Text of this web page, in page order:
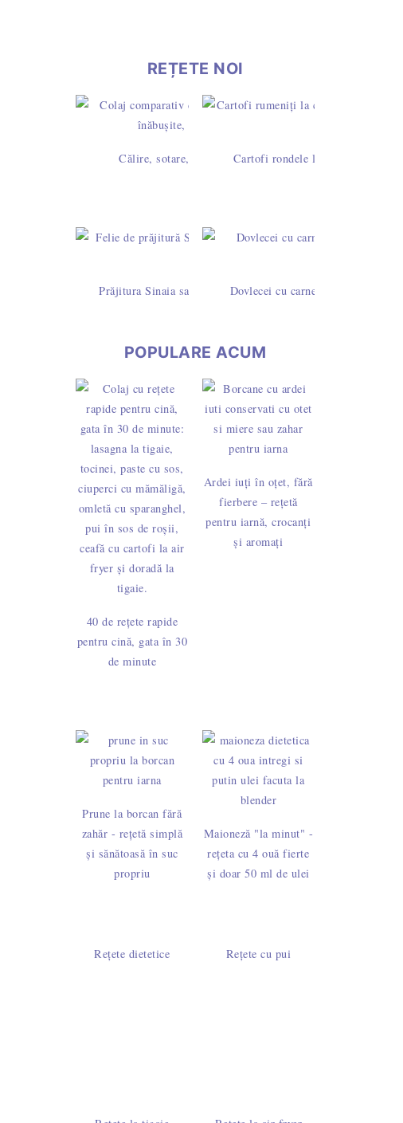
REȚETE NOI
Călire, sotare, rumenire sau prăjire? Diferențe și timpi
Cartofi rondele la cuptor cu
Prăjitura Sinaia sau Dunăreana cu pandișpan însiropat și
Dovlecei cu carne tocată de pui
POPULARE ACUM
40 de rețete rapide
pentru cină, gata în 30
de minute
Ardei iuți în oțet, fără
fierbere – rețetă
pentru iarnă, crocanți
și aromați
Prune la borcan fără
zahăr - rețetă simplă
și sănătoasă în suc
propriu
Maioneză "la minut" -
rețeta cu 4 ouă fierte
și doar 50 ml de ulei
Rețete dietetice Rețete cu pui